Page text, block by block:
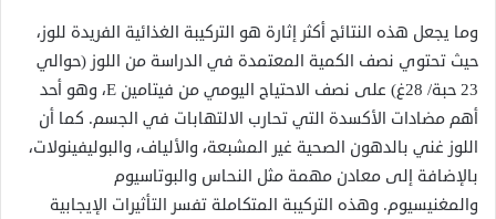
وما يجعل هذه النتائج أكثر إثارة هو التركيبة الغذائية الفريدة للوز،
حيث تحتوي نصف الكمية المعتمدة في الدراسة من اللوز (حوالي
23 حبة/ 28غ) على نصف الاحتياج اليومي من فيتامين E، وهو أحد
أهم مضادات الأكسدة التي تحارب الالتهابات في الجسم. كما أن
اللوز غني بالدهون الصحية غير المشبعة، والألياف، والبوليفينولات،
بالإضافة إلى معادن مهمة مثل النحاس والبوتاسيوم
والمغنيسيوم. وهذه التركيبة المتكاملة تفسر التأثيرات الإيجابية